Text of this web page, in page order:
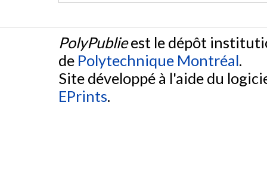
PolyPublieest le dépôt
de Polytechnique Montréal.
Site développé à l'aide du
EPrints.